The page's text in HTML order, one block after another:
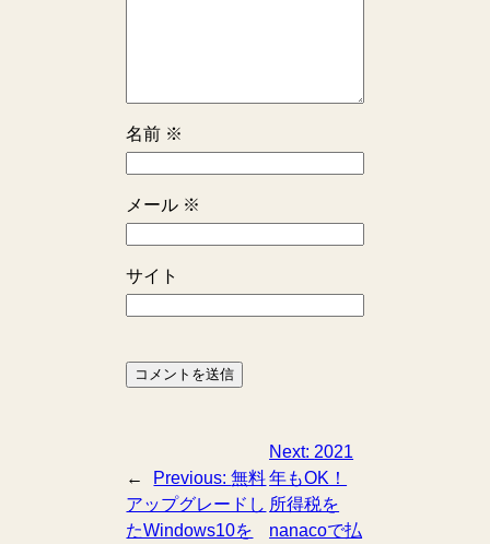
名前 ※
メール ※
サイト
← Previous:無料
アップグレードし
たWindows10を
Next: 2021
年もOK！
所得税を
nanacoで払